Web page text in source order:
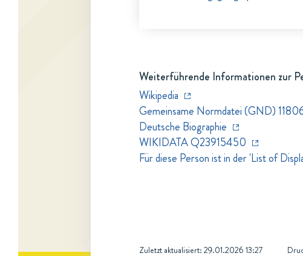
Weiterführende Informationen zur
Wikipedia
Gemeinsame Normdatei (GND)
Deutsche Biographie
WIKIDATA Q23915450
Für diese Person ist in der 'List of
Zuletzt aktualisiert: 29.01.2026 13:27